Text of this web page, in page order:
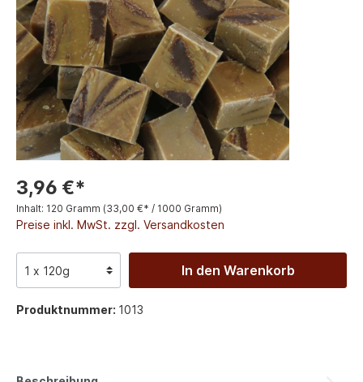
3,96 €*
Inhalt: 120 Gramm (33,00 €* / 1000 Gramm)
Preise inkl. MwSt. zzgl. Versandkosten
In den Warenkorb
Produktnummer: 1013